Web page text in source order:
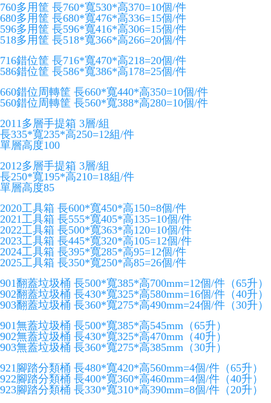
760多用筐 長760*寬530*高370=10個/件
680多用筐 長680*寬476*高336=15個/件
596多用筐 長596*寬416*高306=15個/件
518多用筐 長518*寬366*高266=20個/件
716錯位筐 長716*寬470*高218=20個/件
586錯位筐 長586*寬386*高178=25個/件
660錯位周轉筐 長660*寬440*高350=10個/件
560錯位周轉筐 長560*寬388*高280=10個/件
2011多層手提箱 3層/組
長335*寬235*高250=12組/件
單層高度100
2012多層手提箱 3層/組
長250*寬195*高210=18組/件
單層高度85
2020工具箱 長600*寬450*高150=8個/件
2021工具箱 長555*寬405*高135=10個/件
2022工具箱 長500*寬363*高120=10個/件
2023工具箱 長445*寬320*高105=12個/件
2024工具箱 長395*寬285*高95=12個/件
2025工具箱 長350*寬250*高85=26個/件
901翻蓋垃圾桶 長500*寬385*高700mm=12個/件（65升）
902翻蓋垃圾桶 長430*寬325*高580mm=16個/件（40升）
903翻蓋垃圾桶 長360*寬275*高490mm=24個/件（30升）
901無蓋垃圾桶 長500*寬385*高545mm（65升）
902無蓋垃圾桶 長430*寬325*高470mm（40升）
903無蓋垃圾桶 長360*寬275*高385mm（30升）
921腳踏分類桶 長480*寬420*高560mm=4個/件（65升）
922腳踏分類桶 長400*寬360*高460mm=4個/件（40升）
923腳踏分類桶 長330*寬310*高390mm=8個/件（20升）